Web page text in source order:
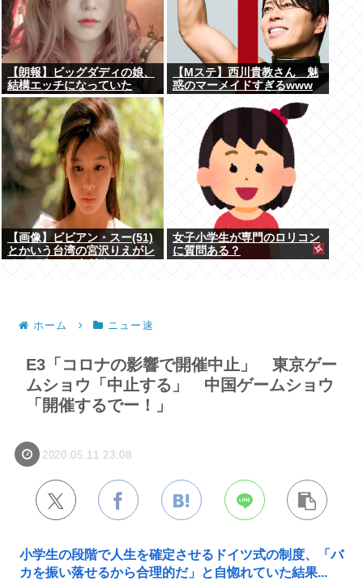
【朗報】ビッグダディの娘、
結構エッチになっていた
【Mステ】西川貴教さん 魅
惑のマーメイドすぎるwww
【画像】ビビアン・スー(51)
とかいう台湾の宮沢りえがレ
女子小学生が専門のロリコン
に質問ある？
ホーム ニュー速
E3「コロナの影響で開催中止」 東京ゲー
ムショウ「中止する」 中国ゲームショウ
「開催するでー！」
2020.05.11 23:08
小学生の段階で人生を確定させるドイツ式の制度、「バ
カを振い落せるから合理的だ」と自惚れていた結果...